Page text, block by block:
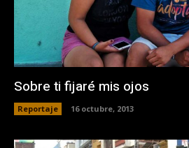
Sobre ti fijaré mis ojos
Reportaje 16 octubre, 2013